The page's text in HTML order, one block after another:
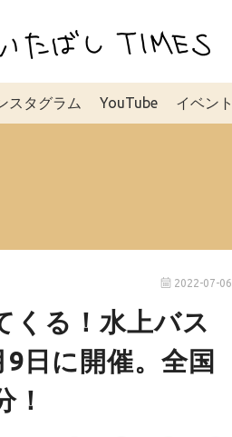
スタグラム YouTube イベント
2022-07-06
くる！水上バス
日に開催。全国
！